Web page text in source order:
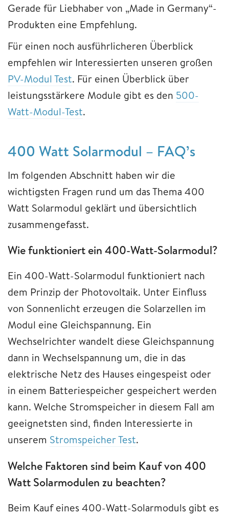
Gerade für Liebhaber von „Made in Germany“-
Produkten eine Empfehlung.
Für einen noch ausführlicheren Überblick
empfehlen wir Interessierten unseren großen
PV-Modul Test. Für einen Überblick über
leistungsstärkere Module gibt es den 500-
Watt-Modul-Test.
400 Watt Solarmodul – FAQ’s
Im folgenden Abschnitt haben wir die
wichtigsten Fragen rund um das Thema 400
Watt Solarmodul geklärt und übersichtlich
zusammengefasst.
Wie funktioniert ein 400-Watt-Solarmodul?
Ein 400-Watt-Solarmodul funktioniert nach
dem Prinzip der Photovoltaik. Unter Einfluss
von Sonnenlicht erzeugen die Solarzellen im
Modul eine Gleichspannung. Ein
Wechselrichter wandelt diese Gleichspannung
dann in Wechselspannung um, die in das
elektrische Netz des Hauses eingespeist oder
in einem Batteriespeicher gespeichert werden
kann. Welche Stromspeicher in diesem Fall am
geeignetsten sind, finden Interessierte in
unserem Stromspeicher Test.
Welche Faktoren sind beim Kauf von 400
Watt Solarmodulen zu beachten?
Beim Kauf eines 400-Watt-Solarmoduls gibt es